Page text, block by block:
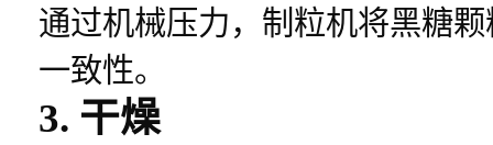
通过机械压力，制粒机将黑糖
一致性。
3. 干燥